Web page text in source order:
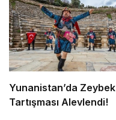
Yunanistan’da Zeybek
Tartışması Alevlendi!